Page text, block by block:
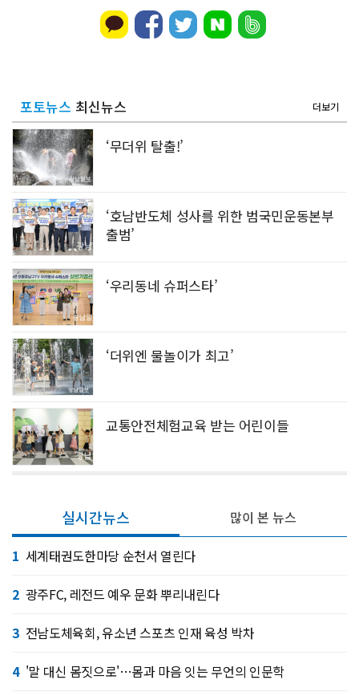
포토뉴스 최신뉴스 더보기
‘무더위 탈출!’
‘호남반도체 성사를 위한 범국민운동본부
출범’
‘우리동네 슈퍼스타’
‘더위엔 물놀이가 최고’
교통안전체험교육 받는 어린이들
실시간뉴스
1 세계태권도한마당 순천서 열린다
2 광주FC, 레전드 예우 문화 뿌리내린다
3 전남도체육회, 유소년 스포츠 인재 육성 박차
4 '말 대신 몸짓으로'…몸과 마음 잇는 무언의 인문학
많이 본 뉴스